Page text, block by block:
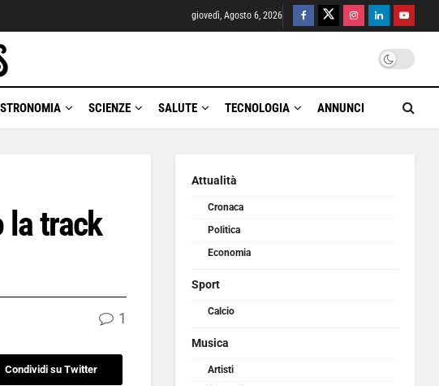
giovedì, Agosto 6, 2026
SCIENZE SALUTE TECNOLOGIA ANNUNCI
la track
1
Condividi su Twitter
Attualità
Cronaca
Politica
Economia
Sport
Calcio
Musica
Artisti